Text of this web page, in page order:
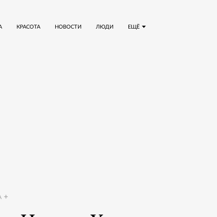
ЕЩЁ
КРАСОТА НОВОСТИ ЛЮДИ